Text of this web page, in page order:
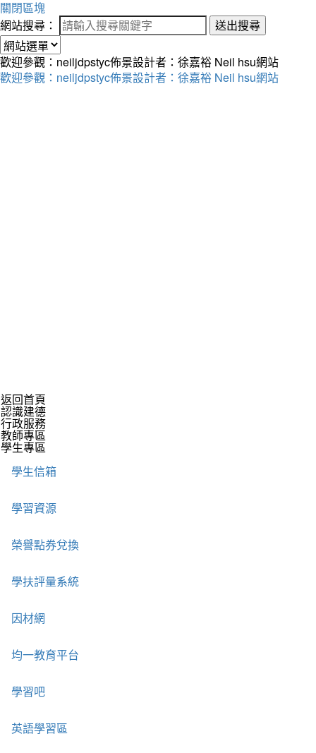
關閉區塊
網站搜尋：
送出搜尋
歡迎參觀：neiljdpstyc佈景設計者：徐嘉裕 Neil hsu網站
歡迎參觀：neiljdpstyc佈景設計者：徐嘉裕 Neil hsu網站
返回首頁
認識建德
行政服務
教師專區
學生專區
學生信箱
學習資源
榮譽點券兌換
學扶評量系統
因材網
均一教育平台
學習吧
英語學習區